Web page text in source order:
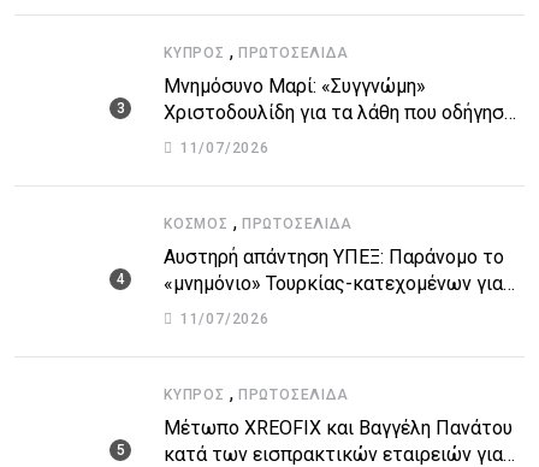
ΚΎΠΡΟΣ , ΠΡΩΤΟΣΈΛΙΔΑ
Μνημόσυνο Μαρί: «Συγγνώμη»
Χριστοδουλίδη για τα λάθη που οδήγησαν
στην τραγωδία
11/07/2026
ΚΌΣΜΟΣ , ΠΡΩΤΟΣΈΛΙΔΑ
Αυστηρή απάντηση ΥΠΕΞ: Παράνομο το
«μνημόνιο» Τουρκίας-κατεχομένων για
τον υποθαλάσσιο αγωγό
11/07/2026
ΚΎΠΡΟΣ , ΠΡΩΤΟΣΈΛΙΔΑ
Μέτωπο XREOFIX και Βαγγέλη Πανάτου
κατά των εισπρακτικών εταιρειών για